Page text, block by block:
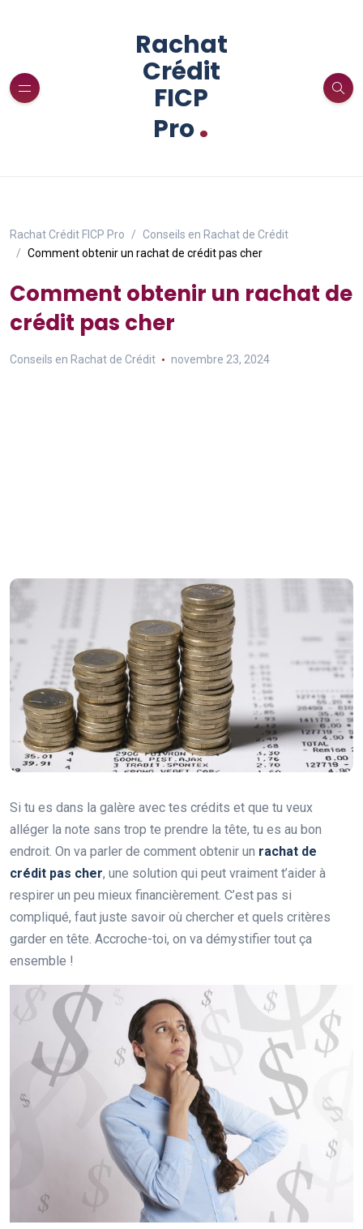
Rachat
Crédit
FICP
Pro.
Rachat Crédit FICP Pro
Conseils en Rachat de Crédit
Comment obtenir un rachat de crédit pas cher
Comment obtenir un rachat de
crédit pas cher
Conseils en Rachat de Crédit novembre 23, 2024
Si tu es dans la galère avec tes crédits et que tu veux
alléger la note sans trop te prendre la tête, tu es au bon
endroit. On va parler de comment obtenir un rachat de
crédit pas cher, une solution qui peut vraiment t’aider à
respirer un peu mieux financièrement. C’est pas si
compliqué, faut juste savoir où chercher et quels critères
garder en tête. Accroche-toi, on va démystifier tout ça
ensemble !